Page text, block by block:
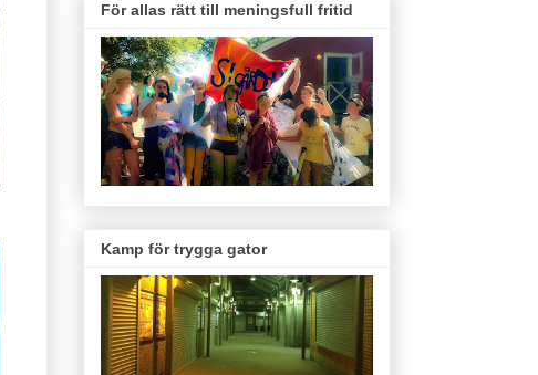
För allas rätt till meningsfull fritid
Kamp för trygga gator